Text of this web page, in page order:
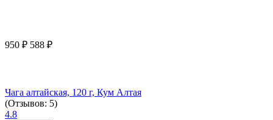
950 ₽ 588 ₽
Чага алтайская, 120 г, Кум Алтая
(Отзывов: 5)
4.8